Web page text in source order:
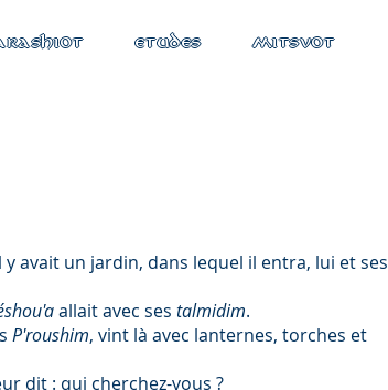
ETUDES MITSVOT
y avait un jardin, dans lequel il entra, lui et ses
allait avec ses talmidim.
P'roushim, vint là avec lanternes, torches et
dit : qui cherchez-vous ?